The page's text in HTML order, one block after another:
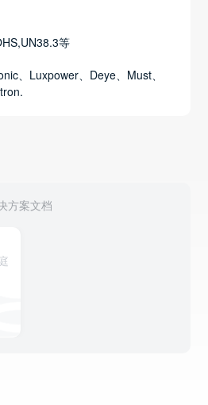
等
、Luxpower、Deye、Must、
方案文档